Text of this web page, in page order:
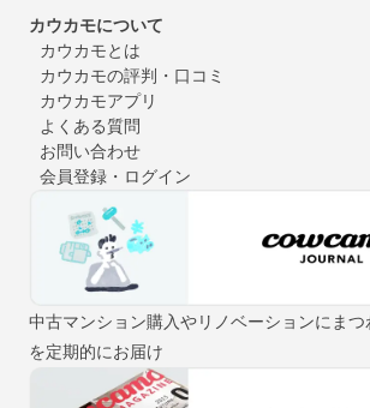
カウカモについて
カウカモとは
カウカモの評判・口コミ
カウカモアプリ
よくある質問
お問い合わせ
会員登録・ログイン
中古マンション購入やリノベーションにま
を定期的にお届け